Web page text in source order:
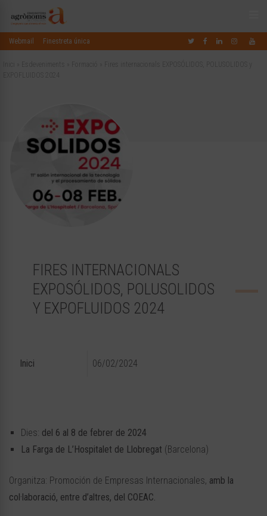
Webmail Finestreta única
FIRES INTERNACIONALS
EXPOSÓLIDOS, POLUSOLIDOS
Y EXPOFLUIDOS 2024
Inici 06/02/2024
Dies: del 6 al 8 de febrer de 2024
La Farga de L’Hospitalet de Llobregat (Barcelona)
Organitza: Promoción de Empresas Internacionales, amb la
col·laboració, entre d’altres, del COEAC.